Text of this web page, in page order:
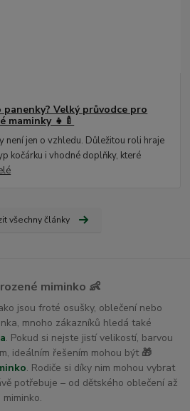
Velký průvodce pro
maminky 👧🍼
není jen o vzhledu. Důležitou roli hraje
kočárku i vhodné doplňky, které
všechny články
miminko 👶
jsou froté osušky, oblečení nebo
mnoho zákazníků hledá také
. Pokud si nejste jistí velikostí, barvou
ideálním řešením mohou být 🎁
. Rodiče si díky nim mohou vybrat
potřebuje – od dětského oblečení až